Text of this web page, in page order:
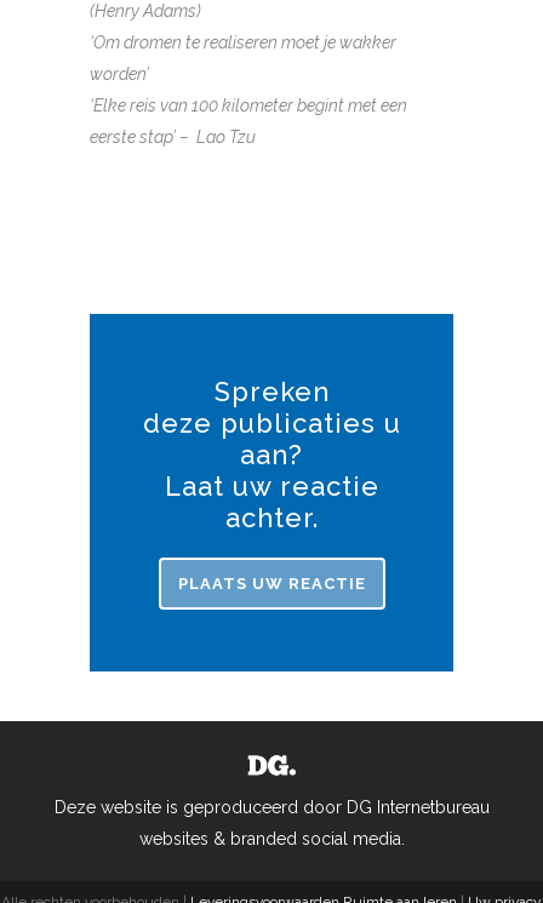
(Henry Adams)
‘Om dromen te realiseren moet je wakker
worden’
‘Elke reis van 100 kilometer begint met een
eerste stap’ – Lao Tzu
Spreken
deze publicaties u
aan?
Laat uw reactie
achter.
PLAATS UW REACTIE
Deze website is geproduceerd door DG Internetbureau
websites & branded social media.